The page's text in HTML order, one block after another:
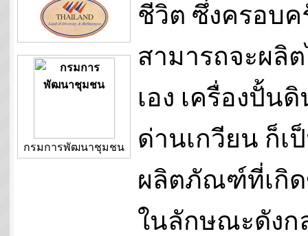
กรมการพัฒนาชุมชน
ชีวิต ซึ่งครอบค
สามารถจะผลิ
เอง เครื่องปั้นดิ
ด่านเกวียน ก็เ
ผลิตภัณฑ์ที่เกิ
ในลักษณะดังก